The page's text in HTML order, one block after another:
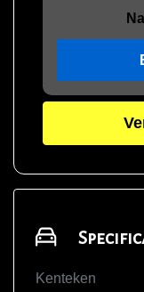
Kenteken